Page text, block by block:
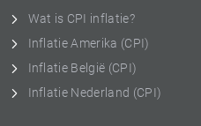
Wat is CPI inflatie?
Inflatie Amerika (CPI)
Inflatie België (CPI)
Inflatie Nederland (CPI)